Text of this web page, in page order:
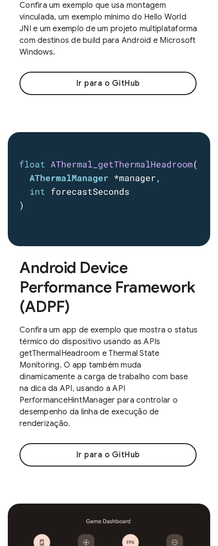
Confira um exemplo que usa montagem
vinculada, um exemplo mínimo do Hello World
JNI e um exemplo de um projeto multiplataforma
com destinos de build para Android e Microsoft
Windows.
Ir para o GitHub
Android Device
Performance Framework
(ADPF)
Confira um app de exemplo que mostra o status
térmico do dispositivo usando as APIs
getThermalHeadroom e Thermal State
Monitoring. O app também muda
dinamicamente a carga de trabalho com base
na dica da API, usando a API
PerformanceHintManager para controlar o
desempenho da linha de execução de
renderização.
Ir para o GitHub